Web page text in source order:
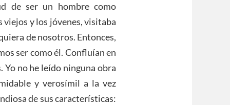
de ser un hombre como
y los jóvenes, visitaba
de nosotros. Entonces,
ser como él. Confluían en
no he leído ninguna obra
y verosímil a la vez
de sus características: